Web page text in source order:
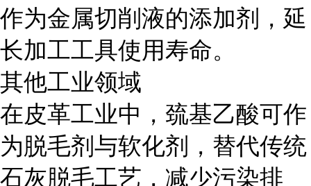
作为金属切削液的添加剂，延
长加工工具使用寿命。
其他工业领域
在皮革工业中，巯基乙酸可作
为脱毛剂与软化剂，替代传统
石灰脱毛工艺，减少污染排